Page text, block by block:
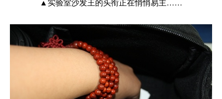
▲实验室沙发王的头衔正在悄悄易主……